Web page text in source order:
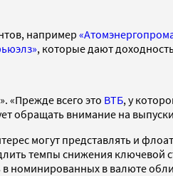
например
, которые дают
«Прежде всего это ВТБ, у
обращать внимание на
могут представлять и
темпы снижения ключевой
номинированных в валюте